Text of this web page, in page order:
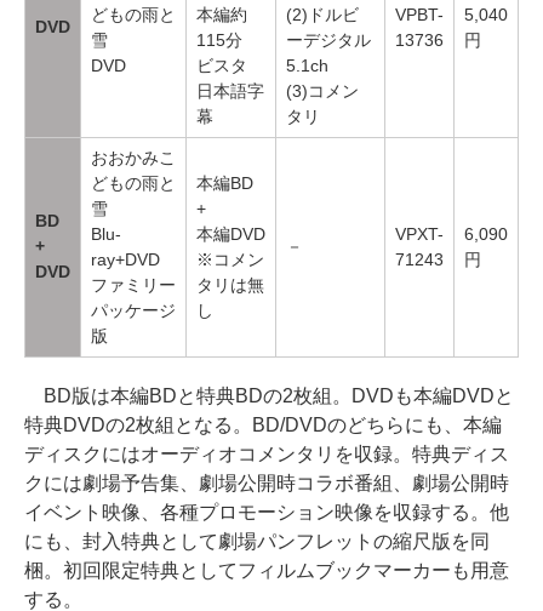
DVD
どもの雨と
雪
DVD
本編約
115分
ビスタ
日本語字
幕
(2)ドルビ
ーデジタル
5.1ch
(3)コメン
タリ
VPBT-
13736
5,040
円
BD
+
DVD
おおかみこ
どもの雨と
雪
Blu-
ray+DVD
ファミリー
パッケージ
版
本編BD
+
本編DVD
※コメン
タリは無
し
－
VPXT-
71243
6,090
円
BD版は本編BDと特典BDの2枚組。DVDも本編DVDと
特典DVDの2枚組となる。BD/DVDのどちらにも、本編
ディスクにはオーディオコメンタリを収録。特典ディス
クには劇場予告集、劇場公開時コラボ番組、劇場公開時
イベント映像、各種プロモーション映像を収録する。他
にも、封入特典として劇場パンフレットの縮尺版を同
梱。初回限定特典としてフィルムブックマーカーも用意
する。